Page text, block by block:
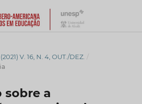
(2021) V. 16, N. 4, OUT./DEZ. /
sobre a